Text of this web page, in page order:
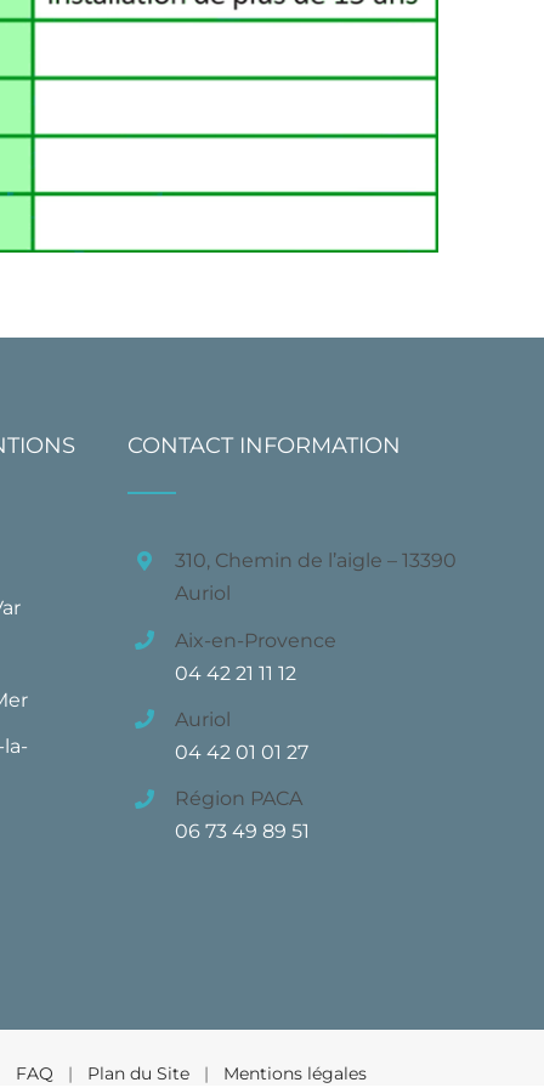
CONTACT INFORMATION
310, Chemin de l’aigle – 13390
Auriol
Aix-en-Provence
04 42 21 11 12
Auriol
04 42 01 01 27
Région PACA
06 73 49 89 51
FAQ | Plan du Site | Mentions légales